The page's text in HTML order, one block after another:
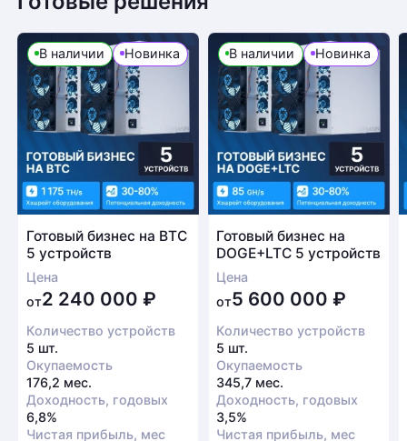
В наличии Новинка
Готовый бизнес на BTC
5 устройств
Цена
от2 240 000 ₽
Количество устройств
5 шт.
Окупаемость
176,2 мес.
Доходность, годовых
6,8%
Чистая прибыль, мес
В наличии Новинка
Готовый бизнес на
DOGE+LTC 5 устройств
Цена
от5 600 000₽
Количество устройств
5 шт.
Окупаемость
345,7 мес.
Доходность, годовых
3,5%
Чистая прибыль, мес